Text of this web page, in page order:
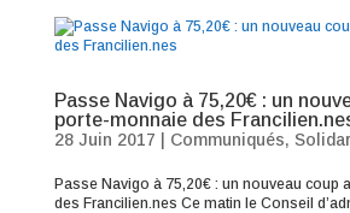
Passe Navigo à 75,20€ : un
porte-monnaie des
28 Juin 2017 Communiqués,
Passe Navigo à 75,20€ : un nouveau coup
des Francilien.nes Ce matin le Conseil